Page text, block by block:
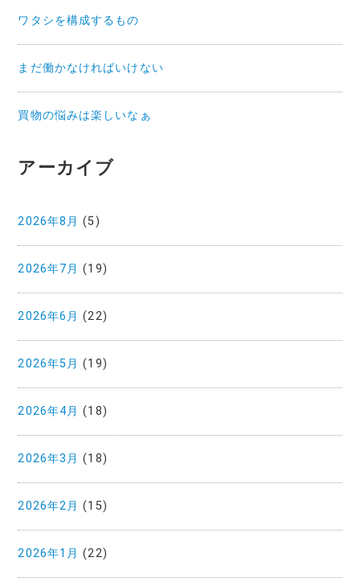
ワタシを構成するもの
まだ働かなければいけない
買物の悩みは楽しいなぁ
アーカイブ
2026年8月 (5)
2026年7月 (19)
2026年6月 (22)
2026年5月 (19)
2026年4月 (18)
2026年3月 (18)
2026年2月 (15)
2026年1月 (22)